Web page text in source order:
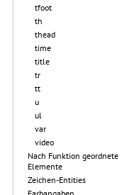
tfoot
th
thead
time
title
tr
tt
u
ul
var
video
Nach Funktion geordnete
Elemente
Zeichen-Entities